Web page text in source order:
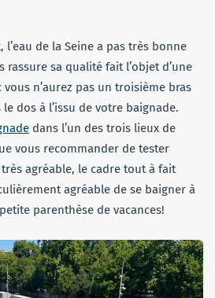
de la Seine a pas très bonne
sa qualité fait l’objet d’une
n’aurez pas un troisième bras
dos à l’issu de votre baignade.
dans l’un des trois lieux de
vous recommander de tester
très agréable, le cadre tout à fait
agréable de se baigner à
parenthèse de vacances!